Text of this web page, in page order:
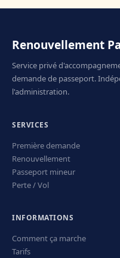
Renouvellement
Service privé
demande de passeport.
l'administration.
SERVICES
Première demande
Renouvellement
Passeport mineur
Perte / Vol
INFORMATIONS
Comment ça marche
Tarifs